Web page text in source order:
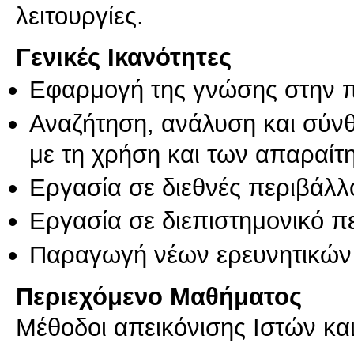
λειτουργίες.
Γενικές Ικανότητες
Εφαρμογή της γνώσης στην
Αναζήτηση, ανάλυση και
με τη χρήση και των
Εργασία σε διεθνές
Εργασία σε διεπιστημονικό
Παραγωγή νέων
Περιεχόμενο Μαθήματος
Μέθοδοι απεικόνισης Ιστών